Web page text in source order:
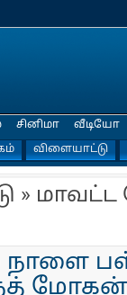
விளையாட்டு
சினிமா வீடியோ
» மாவட்ட
நாளை
மோகன்